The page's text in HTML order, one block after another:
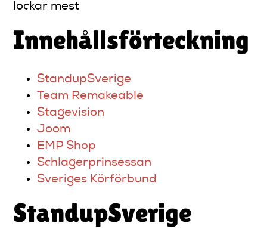
lockar mest
Innehållsförteckning
StandupSverige
Team Remakeable
Stagevision
Joom
EMP Shop
Schlagerprinsessan
Sveriges Körförbund
StandupSverige